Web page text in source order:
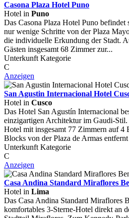
Casona Plaza Hotel Puno
Hotel in Puno
Das Casona Plaza Hotel Puno befindet
nur wenige Schritte von der Plaza
die individuelle Erkundung der Stadt.
Gästen insgesamt 68 Zimmer zur...
Unterkunft Kategorie
C
Anzeigen
San Agustin Internacional Hotel
Hotel in Cusco
Das Hotel San Agustín Internacional
einzigartigen Architektur im Gaudi-Stil.
Hotel mit insgesamt 77 Zimmern auf 4
Blocks von der Plaza de Armas
Unterkunft Kategorie
C
Anzeigen
Casa Andina Standard Miraflores
Hotel in Lima
Das Casa Andina Standard Miraflores
komfortables 3-Sterne-Hotel direkt an